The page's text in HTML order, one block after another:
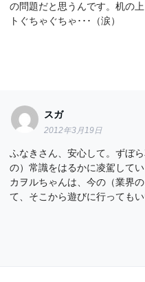
の問題だと思うんです。机の
トぐちゃぐちゃ･･･（涙）
スガ
2012年3月19日
ふなきさん、安心して。ずぼ
の）常識をはるかに凌駕して
カヲルちゃんは、今の（業界
て、そこから遊びに行っても